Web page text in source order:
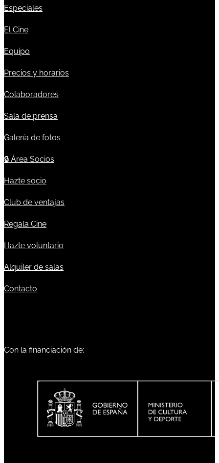
Especiales
El Cine
Equipo
Precios y horarios
Colaboradores
Sala de prensa
Galería de fotos
🔒 Área Socios
Hazte socio
Club de ventajas
Regala Cine
Hazte voluntario
Alquiler de salas
Contacto
Con la financiación de: